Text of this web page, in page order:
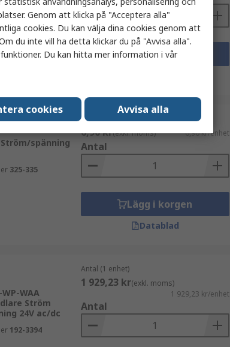
10 V ac, 32 V
V dc
788-6996
Lägg i korgen
Ström/spänning
325-335
Antal (1 enhet)
6,90 kr(exkl. moms) 6,90 kr/enhet
Antal
Lägg i korgen
Datablad
WP-WAA
Ström
24V ac/dc
192-3394
Antal (1 enhet)
1 929,23 kr(exkl. moms)
1 929,23 kr/enhet
Antal
Genom att klicka på "Acceptera alla"
cookies. Du kan välja dina cookies genom att
du inte vill ha detta klickar du på "Avvisa alla".
Du kan hitta mer information i vår
cookies Avvisa alla